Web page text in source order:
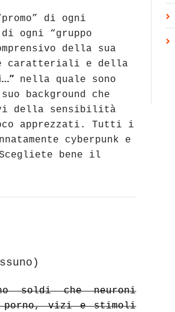
di ogni
ogni “gruppo
della sua
caratteriali e della
nella quale sono
background che
della sensibilità
apprezzati. Tutti i
cyberpunk e
bene il
soldi che neuroni
porno, vizi e stimoli